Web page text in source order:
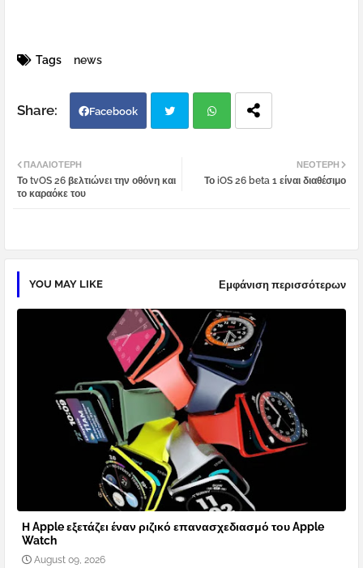
Tags news
Facebook
tter atsa
ΝΕΌΤΕΡΗ
Το iOS 26 beta 1 είναι διαθέσιμο
ΠΑΛΑΙΌΤΕΡΗ
Το tvOS 26 βελτιώνει την οθόνη και
το καραόκε του
YOU MAY LIKE Εμφάνιση περισσότερων
Η Apple εξετάζει έναν ριζικό επανασχεδιασμό του Apple
Watch
August 09, 2026